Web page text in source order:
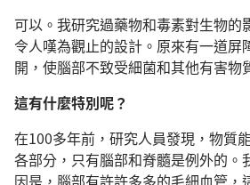
可以。我研究過藥物和毒素對生物的
令人嘆為觀止的設計。原來有一道屏
開，使腦部不致受細菌和其他有害物
這有什麼特別呢？
在100多年前，研究人員發現，物質
各部分，只有腦部和脊髓是例外的。
因是，腦部有許許多多的毛細血管，